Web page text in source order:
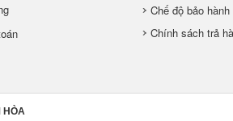
Chế độ bảo hành
Chính sách trả
HÒA